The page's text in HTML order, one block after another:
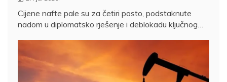
Cijene nafte pale su za četiri posto, podstaknute
nadom u diplomatsko rješenje i deblokadu ključnog…